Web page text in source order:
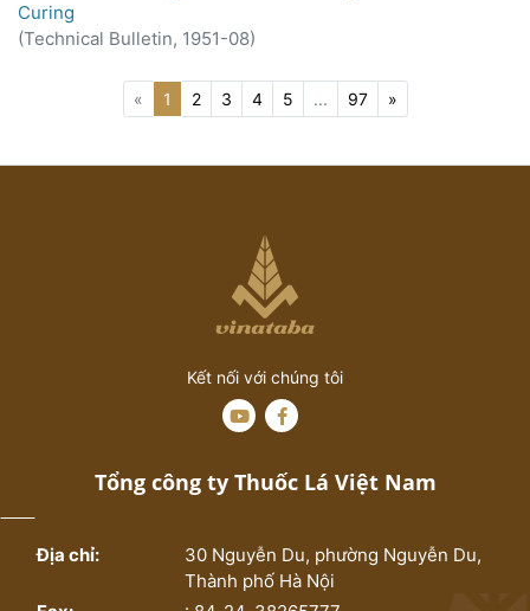
Curing
(Technical Bulletin, 1951-08)
« 1 (current)
2 3 4 5 ... 97 »
Kết nối với chúng tôi
Tổng công ty Thuốc Lá Việt Nam
Địa chỉ:
30 Nguyễn Du, phường Nguyễn Du,
Thành phố Hà Nội